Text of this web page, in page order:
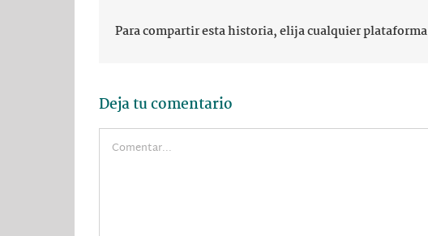
Para compartir esta historia, elija cualquier plataforma
Deja tu comentario
Comentar